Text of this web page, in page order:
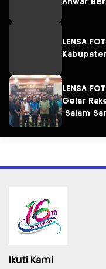
Anwar
LENSA
LENSA
Gelar
“Salam
Ikuti Kami